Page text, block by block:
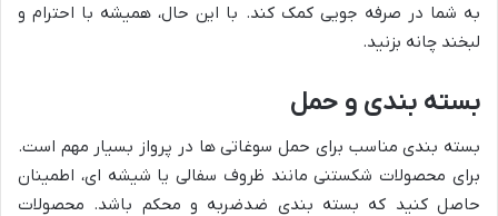
به شما در صرفه جویی کمک کند. با این حال، همیشه با احترام و
لبخند چانه بزنید.
بسته بندی و حمل
بسته بندی مناسب برای حمل سوغاتی ها در پرواز بسیار مهم است.
برای محصولات شکستنی مانند ظروف سفالی یا شیشه ای، اطمینان
حاصل کنید که بسته بندی ضدضربه و محکم باشد. محصولات